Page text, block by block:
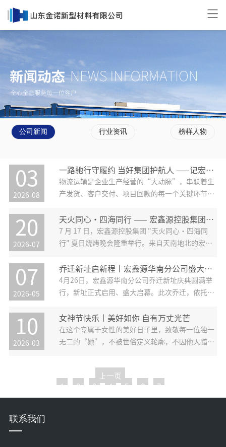
公司新闻 行业资讯 榜样人物
03
2026-08
一路驰行守履约 当好集团护航人 ——记宏鑫源履约中心物流运输
物流运输是企业生产经营的“大动脉”，串联着生
产发货、客户交付、项目回款的每一个关键环节。
——宏鑫源物流运输部。他们没有站在业务前台的
聚光灯下，却始终把“把每一趟车安排稳妥、把每
一分运费算明白、把每一单货完好送到”当成日常
20
2026-07
天火同心・四海同行 —— 宏鑫源控股集团夏日烧烤晚会圆满举办
7 月 17 日，宏鑫源控股集团 "天火同心・四海同
行" 夏日烧烤晚会隆重举行。来自天南地北的宏鑫
与欢笑中凝聚力量。一、烟火燃情，风雨共霁炭火
升腾，香气四溢。滋滋作响的烧烤声与此起彼伏的
07
2026-05
乔迁新址启新程丨宏鑫源华南分公司盛大启幕！
4月26日，宏鑫源华南分公司乔迁新址庆典圆满举
行，新址正式启用、盛大启幕。此次乔迁，依托宏
华南分公司以全新面貌、全新姿态，开启区域服务
升级、深耕大湾区市场的崭新篇章，为企业高质量
发展注入新的活力。立足大湾区
10
2026-03
女神节快乐丨美好如你 自有万丈光芒
在这个专属于女性的美好日子里，致敬每一位独一
无二的“她”，不被世俗定义轮廓，不因他人黯淡
火寻常，也可以执着于星辰理想这个三月，宏鑫源
以“编织美好，遇见最美的你”为主题，邀请全体
上一页
1
2 3 4 5 6
7
下一页
联系我们